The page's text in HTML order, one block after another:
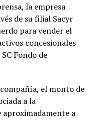
la empresa
de su filial Sacyr
para vender el
concesionales
Fondo de
el monto de
a la
aproximadamente a